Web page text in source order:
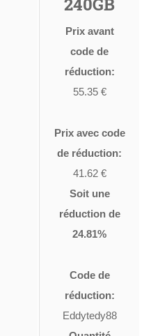
Prix avant
code de
réduction:
55.35 €
Prix avec code
de réduction:
41.62 €
Soit une
réduction de
24.81%
Code de
réduction:
Eddytedy88